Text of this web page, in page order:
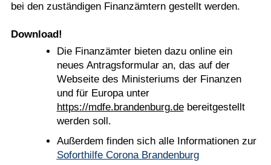
bei den zuständigen Finanzämtern gestellt werden.
Download!
Die Finanzämter bieten dazu online ein
neues Antragsformular an, das auf der
Webseite des Ministeriums der Finanzen
und für Europa unter
https://mdfe.brandenburg.debereitgestellt
werden soll.
Außerdem finden sich alle Informationen zur
Soforthilfe Corona Brandenburg